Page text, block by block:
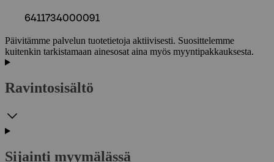
6411734000091
Päivitämme palvelun tuotetietoja aktiivisesti. Suosittelemme
kuitenkin tarkistamaan ainesosat aina myös myyntipakkauksesta.
Ravintosisältö
Sijainti myymälässä